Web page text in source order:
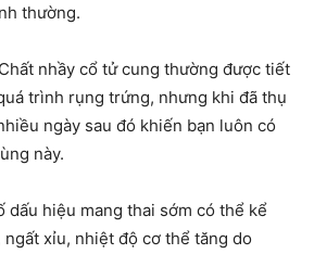
thường.
nhầy cổ tử cung thường được tiết
trình rụng trứng, nhưng khi đã thụ
ngày sau đó khiến bạn luôn có
này.
dấu hiệu mang thai sớm có thể kể
xỉu, nhiệt độ cơ thể tăng do